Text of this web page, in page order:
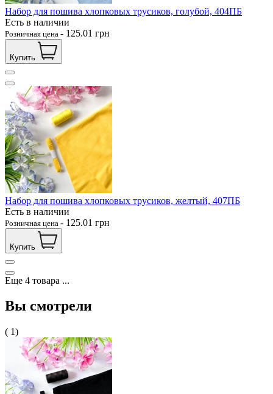
Набор для пошива хлопковых трусиков, голубой, 404ПБ
Есть в наличии
Розничная цена - 125.01 грн
Купить
Набор для пошива хлопковых трусиков, желтый, 407ПБ
Есть в наличии
Розничная цена - 125.01 грн
Купить
Еще 4 товара ...
Вы смотрели
( 1)